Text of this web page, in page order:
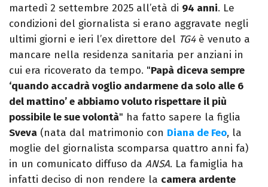
martedì 2 settembre 2025 all’età di 94 anni. Le
condizioni del giornalista si erano aggravate negli
ultimi giorni e ieri l’ex direttore del TG4è venuto a
mancare nella residenza sanitaria per anziani in
cui era ricoverato da tempo. "Papà diceva sempre
‘quando accadrà voglio andarmene da solo alle 6
del mattino’ e abbiamo voluto rispettare il più
possibile le sue volontà" ha fatto sapere la figlia
Sveva (nata dal matrimonio con Diana de Feo, la
moglie del giornalista scomparsa quattro anni fa)
in un comunicato diffuso da ANSA. La famiglia ha
infatti deciso di non rendere la camera ardente